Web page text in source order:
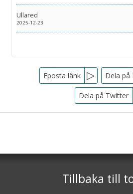
Ullared
2025-12-23
FacebookEposta länk Dela på
Dela på Twitter
Jag samtycker till
Telefon 0451-
Tillbaka till